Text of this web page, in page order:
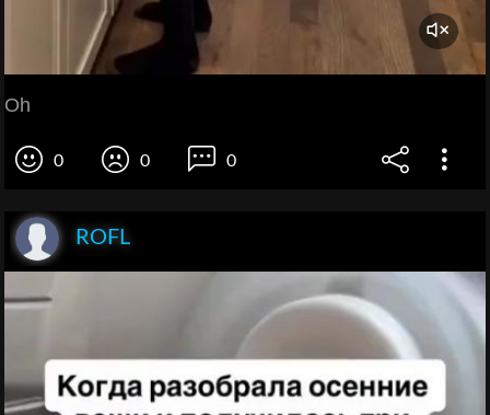
Oh
0 0 0
ROFL